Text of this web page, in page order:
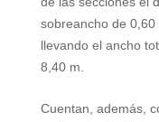
sobreancho de
llevando el ancho
8,40 m
Cuentan, además,